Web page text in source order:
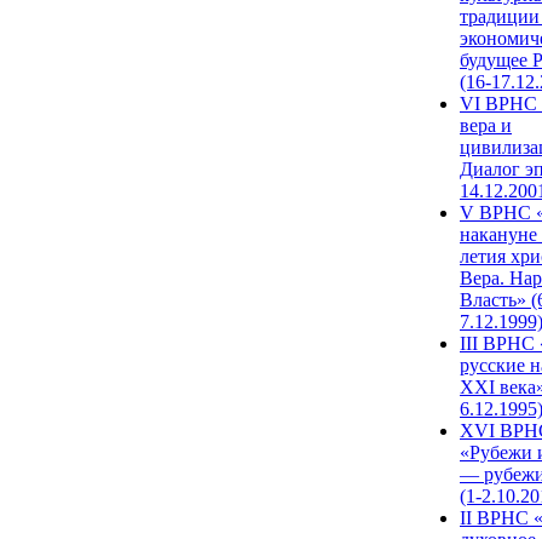
будущее
(16-
VI ВРНС
вера и
Диалог
V ВРНС
накануне
летия
Вера.
Власть»
7.12.1999)
III ВРНС
русские
XXI
6.12.1995)
XVI
«Рубежи
—
(1-
II ВРНС